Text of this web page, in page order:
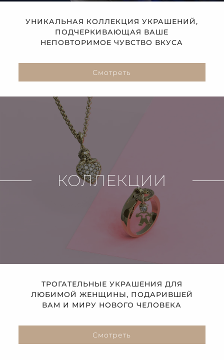
УНИКАЛЬНАЯ КОЛЛЕКЦИЯ УКРАШЕНИЙ,
ПОДЧЕРКИВАЮЩАЯ ВАШЕ
НЕПОВТОРИМОЕ ЧУВСТВО ВКУСА
Смотреть
КОЛЛЕКЦИИ
ТРОГАТЕЛЬНЫЕ УКРАШЕНИЯ ДЛЯ
ЛЮБИМОЙ ЖЕНЩИНЫ, ПОДАРИВШЕЙ
ВАМ И МИРУ НОВОГО ЧЕЛОВЕКА
Смотреть